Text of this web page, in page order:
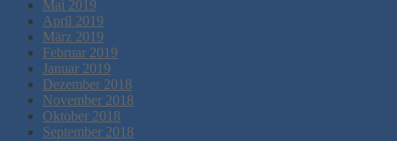
Mai 2019
April 2019
März 2019
Februar 2019
Januar 2019
Dezember 2018
November 2018
Oktober 2018
September 2018